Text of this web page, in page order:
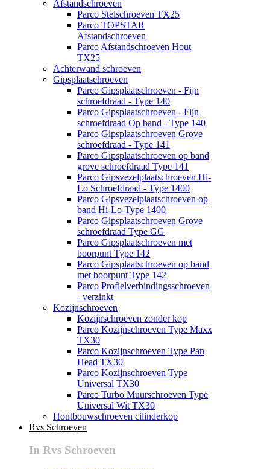
Afstandschroeven
Parco Stelschroeven TX25
Parco TOPSTAR
Afstandschroeven
Parco Afstandschroeven Hout
TX25
Achterwand schroeven
Gipsplaatschroeven
Parco Gipsplaatschroeven - Fijn
schroefdraad - Type 140
Parco Gipsplaatschroeven - Fijn
schroefdraad Op band - Type 140
Parco Gipsplaatschroeven Grove
schroefdraad - Type 141
Parco Gipsplaatschroeven op band
grove schroefdraad Type 141
Parco Gipsvezelplaatschroeven Hi-
Lo Schroefdraad - Type 1400
Parco Gipsvezelplaatschroeven op
band Hi-Lo-Type 1400
Parco Gipsplaatschroeven Grove
schroefdraad Type GG
Parco Gipsplaatschroeven met
boorpunt Type 142
Parco Gipsplaatschroeven op band
met boorpunt Type 142
Parco Profielverbindingsschroeven
- verzinkt
Kozijnschroeven
Kozijnschroeven zonder kop
Parco Kozijnschroeven Type Maxx
TX30
Parco Kozijnschroeven Type Pan
Head TX30
Parco Kozijnschroeven Type
Universal TX30
Parco Turbo Muurschroeven Type
Universal Wit TX30
Houtbouwschroeven cilinderkop
Rvs Schroeven
In Rvs Schroeven